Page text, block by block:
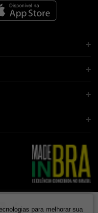
para melhorar sua